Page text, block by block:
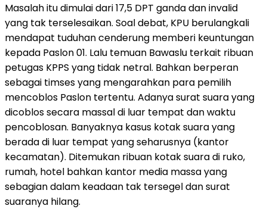
Masalah itu dimulai dari 17,5 DPT ganda dan invalid
yang tak terselesaikan. Soal debat, KPU berulangkali
mendapat tuduhan cenderung memberi keuntungan
kepada Paslon 01. Lalu temuan Bawaslu terkait ribuan
petugas KPPS yang tidak netral. Bahkan berperan
sebagai timses yang mengarahkan para pemilih
mencoblos Paslon tertentu. Adanya surat suara yang
dicoblos secara massal di luar tempat dan waktu
pencoblosan. Banyaknya kasus kotak suara yang
berada di luar tempat yang seharusnya (kantor
kecamatan). Ditemukan ribuan kotak suara di ruko,
rumah, hotel bahkan kantor media massa yang
sebagian dalam keadaan tak tersegel dan surat
suaranya hilang.